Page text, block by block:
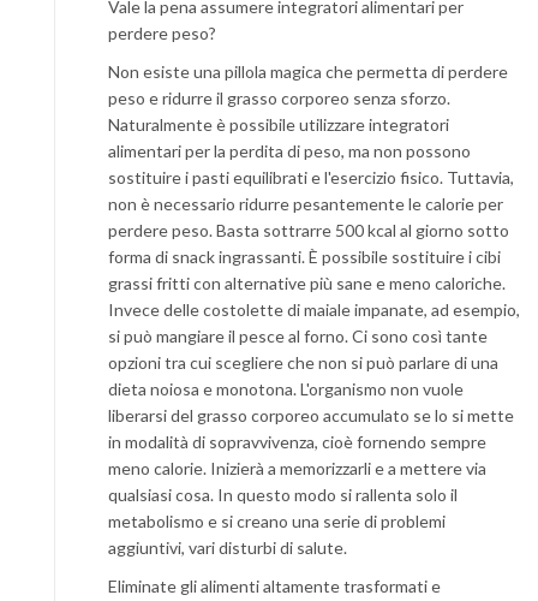
Vale la pena assumere integratori alimentari per
perdere peso?
Non esiste una pillola magica che permetta di perdere
peso e ridurre il grasso corporeo senza sforzo.
Naturalmente è possibile utilizzare integratori
alimentari per la perdita di peso, ma non possono
sostituire i pasti equilibrati e l'esercizio fisico. Tuttavia,
non è necessario ridurre pesantemente le calorie per
perdere peso. Basta sottrarre 500 kcal al giorno sotto
forma di snack ingrassanti. È possibile sostituire i cibi
grassi fritti con alternative più sane e meno caloriche.
Invece delle costolette di maiale impanate, ad esempio,
si può mangiare il pesce al forno. Ci sono così tante
opzioni tra cui scegliere che non si può parlare di una
dieta noiosa e monotona. L'organismo non vuole
liberarsi del grasso corporeo accumulato se lo si mette
in modalità di sopravvivenza, cioè fornendo sempre
meno calorie. Inizierà a memorizzarli e a mettere via
qualsiasi cosa. In questo modo si rallenta solo il
metabolismo e si creano una serie di problemi
aggiuntivi, vari disturbi di salute.
Eliminate gli alimenti altamente trasformati e